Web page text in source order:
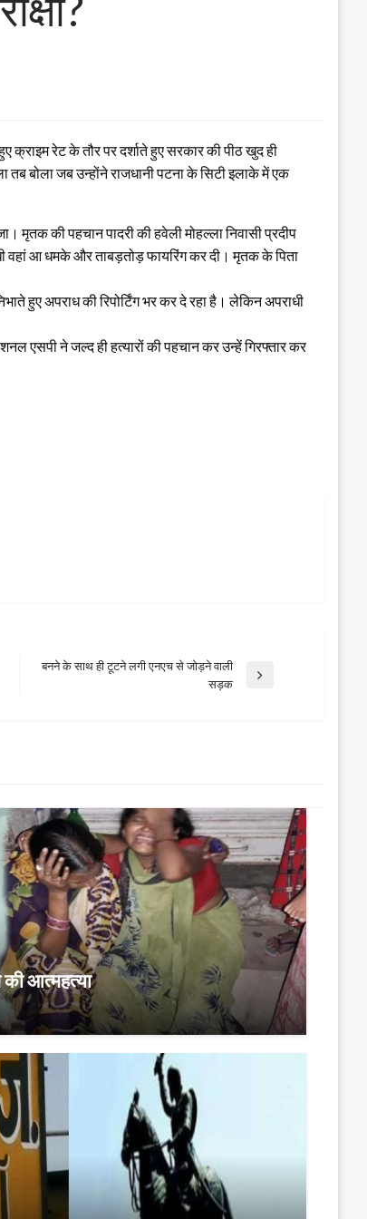
रेट के तौर पर दर्शाते हुए सरकार की पीठ खुद ही
बोला जब उन्होंने राजधानी पटना के सिटी इलाके में एक
की पहचान पादरी की हवेली मोहल्ला निवासी प्रदीप
वहां आ धमके और ताबड़तोड़ फायरिंग कर दी। मृतक के पिता
हुए अपराध की रिपोर्टिंग भर कर दे रहा है। लेकिन अपराधी
एसपी ने जल्द ही हत्यारों की पहचान कर उन्हें गिरफ्तार कर
बनने के साथ ही टूटने लगी एनएच से जोड़ने वाली
सड़क
की आत्महत्या